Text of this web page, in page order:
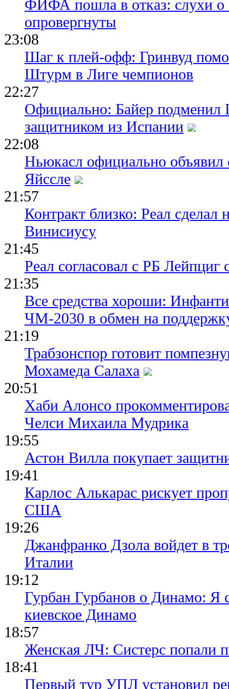
ФИФА пошла в отказ: слухи
опровергнуты
23:08
Шаг к плей-офф: Гринвуд
Штурм в Лиге чемпионов
22:27
Официально: Байер подменил
защитником из Испании
22:08
Ньюкасл официально объявил
Яйссле
21:57
Контракт близко: Реал сделал
Винисиусу
21:45
Реал согласовал с РБ
21:35
Все средства хороши:
ЧМ-2030 в обмен на
21:19
Трабзонспор готовит
Мохамеда Салаха
20:51
Хаби Алонсо
Челси Михаила Мудрика
19:55
Астон Вилла покупает
19:41
Карлос Алькарас рискует
США
19:26
Джанфранко Дзола войдет в
Италии
19:12
Гурбан Гурбанов о Динамо: Я
киевское Динамо
18:57
Женская ЛЧ: Систерс попали
18:41
Первый тур УПЛ установил